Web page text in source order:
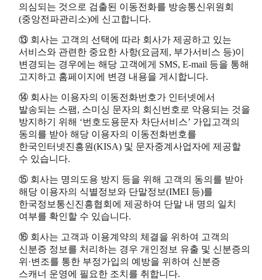
의심되는 것으로 검출된 이동전화를 방송통신위원회
(중앙전파관리소)에 신고합니다.
⑬ 회사는 고객의 선택에 따라 회사가 제공하고 있는
서비스와 관련한 중요한 사항(요금제, 부가서비스 등)이
변경되는 경우에는 해당 고객에게 SMS, E-mail 등을 통해
고지하고 홈페이지에 변경 내용을 게시합니다.
⑭ 회사는 이용자의 이동전화번호가 인터넷에서
발송되는 스팸, 스미싱 문자의 회신번호로 악용되는 것을
방지하기 위해 ‘번호도용문자 차단서비스’ 가입고객의
동의를 받아 해당 이용자의 이동전화번호를
한국인터넷진흥원(KISA) 및 문자중계사업자에 제공할
수 있습니다.
⑮ 회사는 명의도용 방지 등을 위해 고객의 동의를 받아
해당 이용자의 식별정보와 단말정보(IMEI 등)를
한국정보통신진흥협회에 제공하여 단말 내 명의 일치
여부를 확인할 수 있습니다.
⑯ 회사는 고객과 이용계약의 체결을 위하여 고객의
신분증 정보를 처리하는 경우 개인정보 유출 및 신분증의
위·변조를 통한 부정가입의 예방을 위하여 신분증
스캐너 운영에 필요한 조치를 취합니다.